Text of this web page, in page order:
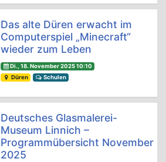
Das alte Düren erwacht im
Computerspiel „Minecraft“
wieder zum Leben
Di., 18. November 2025 10:10
Düren
Schulen
Deutsches Glasmalerei-
Museum Linnich –
Programmübersicht November
2025